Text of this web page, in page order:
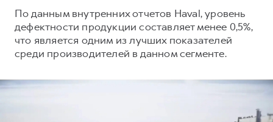
По данным внутренних отчетов Haval, уровень
дефектности продукции составляет менее 0,5%,
что является одним из лучших показателей
среди производителей в данном сегменте.